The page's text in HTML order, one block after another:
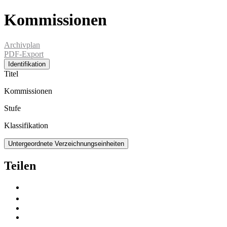
Kommissionen
Archivplan
PDF-Export
Identifikation
Titel
Kommissionen
Stufe
Klassifikation
Untergeordnete Verzeichnungseinheiten
Teilen